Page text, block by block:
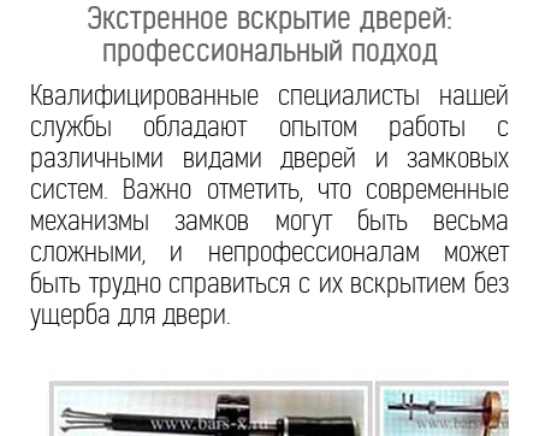
Экстренное вскрытие дверей:
профессиональный подход
Квалифицированные специалисты нашей
службы обладают опытом работы с
различными видами дверей и замковых
систем. Важно отметить, что современные
механизмы замков могут быть весьма
сложными, и непрофессионалам может
быть трудно справиться с их вскрытием без
ущерба для двери.